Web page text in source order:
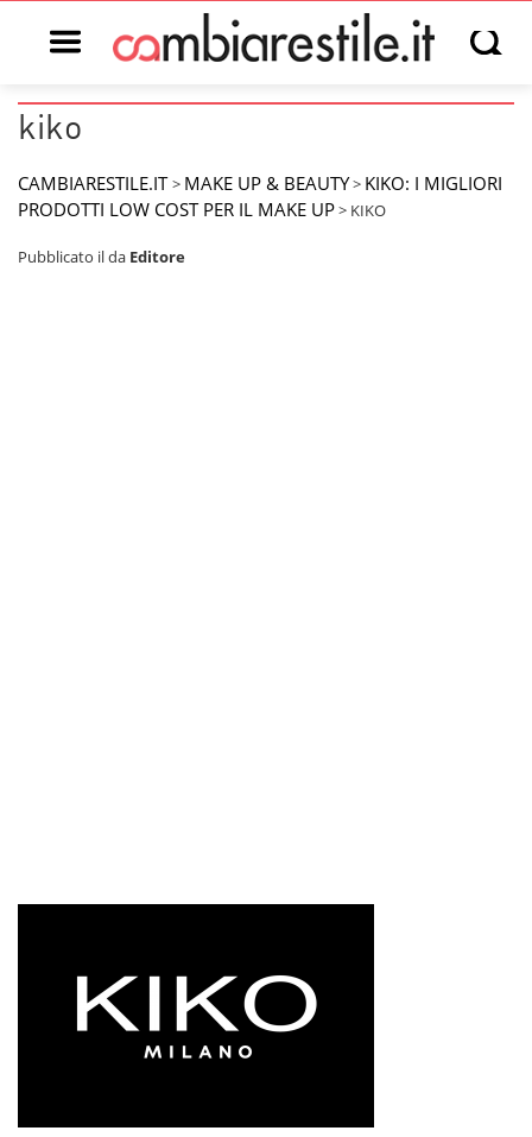
Open main menu Open
kiko
CAMBIARESTILE.IT > MAKE UP & BEAUTY> KIKO: I MIGLIORI
PRODOTTI LOW COST PER IL MAKE UP> KIKO
Pubblicato ilda Editore